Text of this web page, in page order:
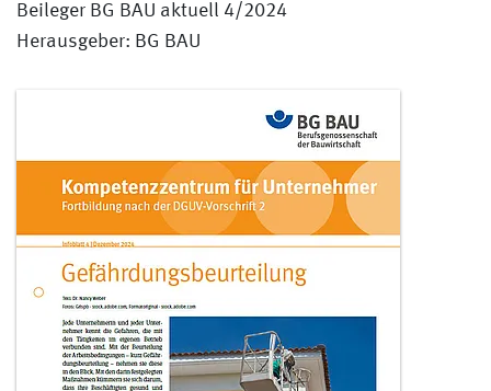
Beileger BG BAU aktuell 4/2024
Herausgeber: BG BAU